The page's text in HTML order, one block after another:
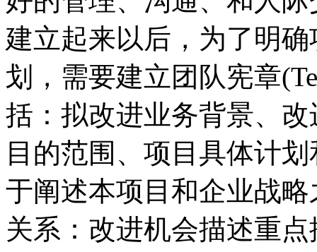
建立起来以后，为了明
划，需要建立团队宪章
括：拟改进业务背景、
目的范围、项目具体计
于阐述本项目和企业战
关系：改进机会描述重